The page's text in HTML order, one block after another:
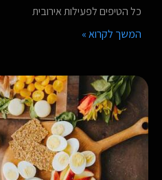
כל הטיפים לפעילות אירובית
המשך לקרוא »